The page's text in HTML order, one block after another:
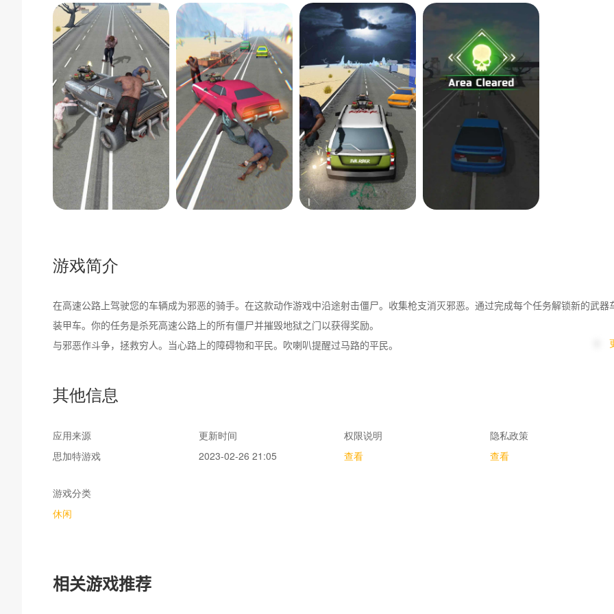
游戏简介
在高速公路上驾驶您的车辆成为邪恶的骑手。在这款动作游戏中沿途射击僵尸。收集枪支消灭邪恶。通过完成每个任务解锁新的武器
装甲车。你的任务是杀死高速公路上的所有僵尸并摧毁地狱之门以获得奖励。
与邪恶作斗争，拯救穷人。当心路上的障碍物和平民。吹喇叭提醒过马路的平民。
邪恶骑士 3D 游戏特色：-
2. 平稳的控制和易于操作的驱动器。
3.射击不同的装甲车和车辆。
其他信息
应用来源
思加特游戏
更新时间
2023-02-26 21:05
权限说明
查看
隐私政策
查看
游戏分类
休闲
相关游戏推荐